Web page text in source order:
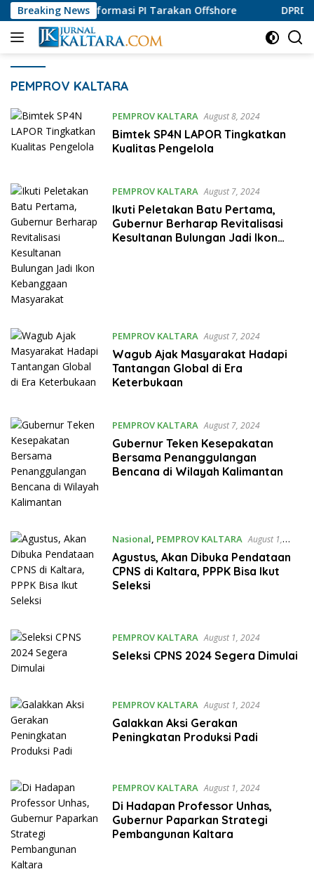
Skip
to
content
Breaking News
Tarakan Offshore DPRD Bulungan Apresiasi Produk
PEMPROV KALTARA
PEMPROV KALTARA August 8, 2024
Bimtek SP4N LAPOR Tingkatkan
Kualitas Pengelola
PEMPROV KALTARA August 7, 2024
Ikuti Peletakan Batu Pertama,
Gubernur Berharap Revitalisasi
Kesultanan Bulungan Jadi Ikon
PEMPROV KALTARA August 7, 2024
Wagub Ajak Masyarakat Hadapi
Tantangan Global di Era
Keterbukaan
PEMPROV KALTARA August 7, 2024
Gubernur Teken Kesepakatan
Bersama Penanggulangan
Bencana di Wilayah Kalimantan
Nasional, PEMPROV KALTARA August 1,
2024
Agustus, Akan Dibuka Pendataan
CPNS di Kaltara, PPPK Bisa Ikut
Seleksi
PEMPROV KALTARA August 1, 2024
Seleksi CPNS 2024 Segera Dimulai
PEMPROV KALTARA August 1, 2024
Galakkan Aksi Gerakan
Peningkatan Produksi Padi
PEMPROV KALTARA August 1, 2024
Di Hadapan Professor Unhas,
Gubernur Paparkan Strategi
Pembangunan Kaltara